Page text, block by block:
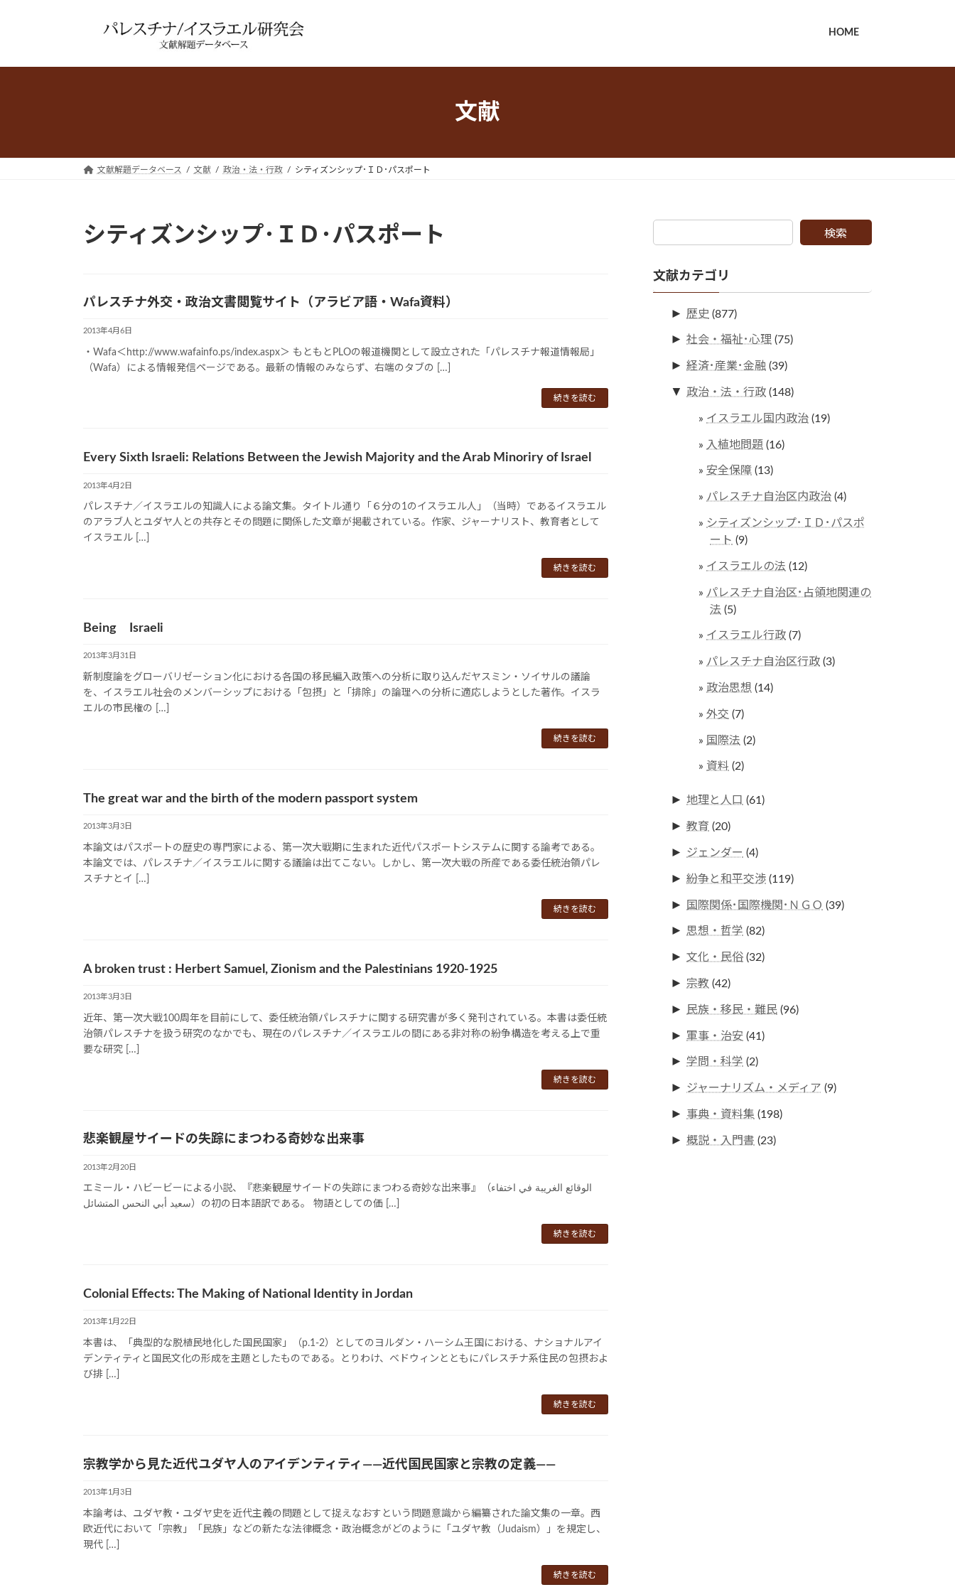
HOME
文献
文献解題データベース 文献 政治・法・行政 シティズンシップ･ＩＤ･パスポート
シティズンシップ･ＩＤ･パスポート
パレスチナ外交・政治文書閲覧サイト（アラビア語・Wafa資料）
2013年4月6日
・Wafa＜http://www.wafainfo.ps/index.aspx＞ もともとPLOの報道機関として設立された「パレスチナ報道情報局」
（Wafa）による情報発信ページである。最新の情報のみならず、右端のタブの […]
続きを読む
Every Sixth Israeli: Relations Between the Jewish Majority and the Arab Minoriry of Israel
2013年4月2日
パレスチナ／イスラエルの知識人による論文集。タイトル通り「６分の1のイスラエル人」（当時）であるイスラエル
のアラブ人とユダヤ人との共存とその問題に関係した文章が掲載されている。作家、ジャーナリスト、教育者として
イスラエル […]
続きを読む
Being Israeli
2013年3月31日
新制度論をグローバリゼーション化における各国の移民編入政策への分析に取り込んだヤスミン・ソイサルの議論
を、イスラエル社会のメンバーシップにおける「包摂」と「排除」の論理への分析に適応しようとした著作。イスラ
エルの市民権の […]
続きを読む
The great war and the birth of the modern passport system
2013年3月3日
本論文はパスポートの歴史の専門家による、第一次大戦期に生まれた近代パスポートシステムに関する論考である。
本論文では、パレスチナ／イスラエルに関する議論は出てこない。しかし、第一次大戦の所産である委任統治領パレ
スチナとイ […]
続きを読む
A broken trust : Herbert Samuel, Zionism and the Palestinians 1920-1925
2013年3月3日
近年、第一次大戦100周年を目前にして、委任統治領パレスチナに関する研究書が多く発刊されている。本書は委任統
治領パレスチナを扱う研究のなかでも、現在のパレスチナ／イスラエルの間にある非対称の紛争構造を考える上で重
要な研究 […]
続きを読む
悲楽観屋サイードの失踪にまつわる奇妙な出来事
2013年2月20日
エミール・ハビービーによる小説、『悲楽観屋サイードの失踪にまつわる奇妙な出来事』（الوقائع الغريبة في اختفاء
سعيد أبي النحس المتشائل）の初の日本語訳である。 物語としての価 […]
続きを読む
Colonial Effects: The Making of National Identity in Jordan
2013年1月22日
本書は、「典型的な脱植民地化した国民国家」（p.1-2）としてのヨルダン・ハーシム王国における、ナショナルアイ
デンティティと国民文化の形成を主題としたものである。とりわけ、ベドウィンとともにパレスチナ系住民の包摂およ
び排 […]
続きを読む
宗教学から見た近代ユダヤ人のアイデンティティ――近代国民国家と宗教の定義――
2013年1月3日
本論考は、ユダヤ教・ユダヤ史を近代主義の問題として捉えなおすという問題意識から編纂された論文集の一章。西
欧近代において「宗教」「民族」などの新たな法律概念・政治概念がどのように「ユダヤ教（Judaism）」を規定し、
現代 […]
続きを読む
検索
文献カテゴリ
► 歴史 (877)
► 社会・福祉･心理 (75)
► 経済･産業･金融 (39)
▼ 政治・法・行政 (148)
イスラエル国内政治 (19)
入植地問題 (16)
安全保障 (13)
パレスチナ自治区内政治 (4)
シティズンシップ･ＩＤ･パスポ
ート (9)
イスラエルの法 (12)
パレスチナ自治区･占領地関連の
法 (5)
イスラエル行政 (7)
パレスチナ自治区行政 (3)
政治思想 (14)
外交 (7)
国際法 (2)
資料 (2)
► 地理と人口 (61)
► 教育 (20)
► ジェンダー (4)
► 紛争と和平交渉 (119)
► 国際関係･国際機関･ＮＧＯ (39)
► 思想・哲学 (82)
► 文化・民俗 (32)
► 宗教 (42)
► 民族・移民・難民 (96)
► 軍事・治安 (41)
► 学問・科学 (2)
► ジャーナリズム・メディア (9)
► 事典・資料集 (198)
► 概説・入門書 (23)